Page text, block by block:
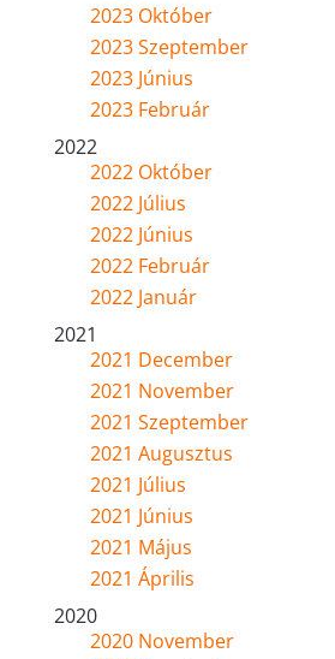
2023 Október
2023 Szeptember
2023 Június
2023 Február
2022
2022 Október
2022 Július
2022 Június
2022 Február
2022 Január
2021
2021 December
2021 November
2021 Szeptember
2021 Augusztus
2021 Július
2021 Június
2021 Május
2021 Április
2020
2020 November